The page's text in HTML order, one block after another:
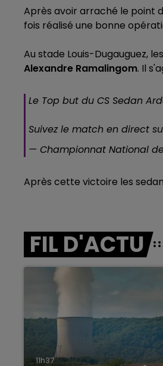
5h00 - 6h00
BEST OF DE LA FAMILLE
Après avoir arraché le point
fois réalisé une bonne
Au stade Louis-Dugauguez,
Alexandre Ramalingom. Il
Le Top but du CS Sedan
Suivez le match en direct
— Championnat National
Après cette victoire les
FIL D'ACTU
11h37
LE